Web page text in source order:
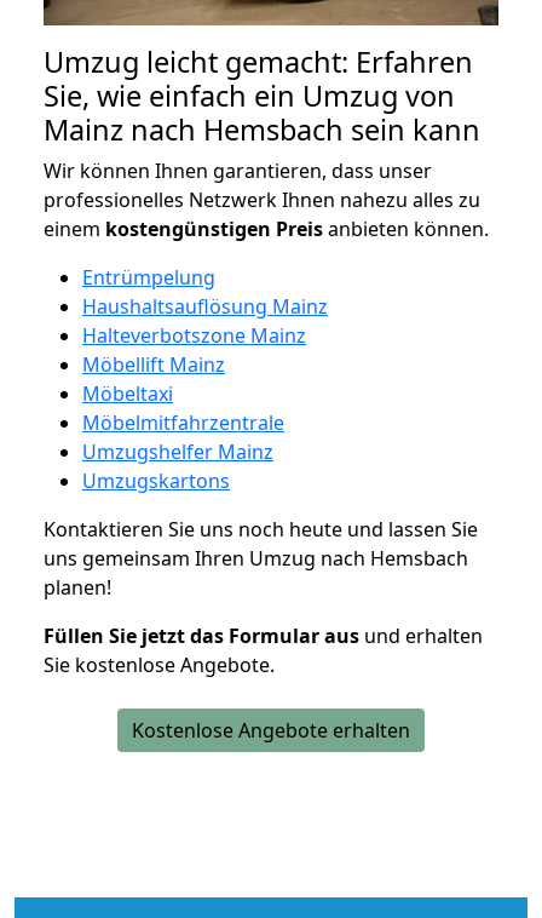
Umzug leicht gemacht: Erfahren
Sie, wie einfach ein Umzug von
Mainz nach Hemsbach sein kann
Wir können Ihnen garantieren, dass unser
professionelles Netzwerk Ihnen nahezu alles zu
einem kostengünstigen Preisanbieten können.
Entrümpelung
Haushaltsauflösung Mainz
Halteverbotszone Mainz
Möbellift Mainz
Möbeltaxi
Möbelmitfahrzentrale
Umzugshelfer Mainz
Umzugskartons
Kontaktieren Sie uns noch heute und lassen Sie
uns gemeinsam Ihren Umzug nach Hemsbach
planen!
Füllen Sie jetzt das Formular aus und erhalten
Sie kostenlose Angebote.
Kostenlose Angebote erhalten